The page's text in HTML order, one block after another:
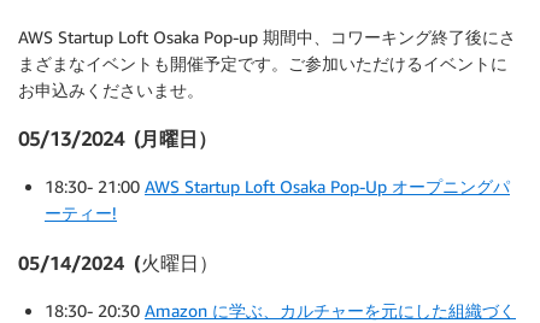
AWS Startup Loft Osaka Pop-up 期間中、コワーキング終了後にさ
まざまなイベントも開催予定です。ご参加いただけるイベントに
お申込みくださいませ。
05/13/2024 (月曜日）
18:30- 21:00 AWS Startup Loft Osaka Pop-Up オープニングパ
ーティー!
05/14/2024 (火曜日）
18:30- 20:30 Amazon に学ぶ、カルチャーを元にした組織づく